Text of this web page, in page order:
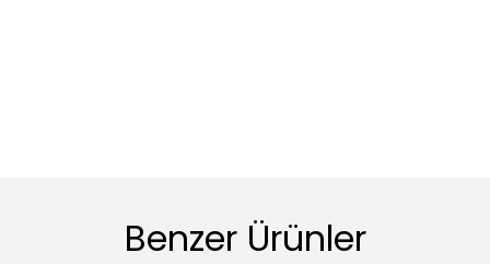
Benzer Ürünler